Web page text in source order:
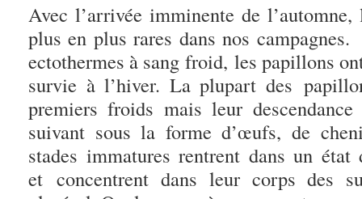
Avec l’arrivée imminente de
plus en plus rares dans nos
ectothermes à sang froid, les papillons
survie à l’hiver. La plupart des
premiers froids mais leur
suivant sous la forme d’œufs, de
stades immatures rentrent dans un état
et concentrent dans leur corps des